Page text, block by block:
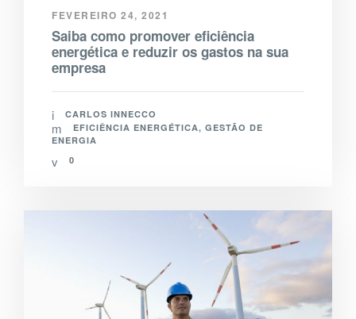
FEVEREIRO 24, 2021
Saiba como promover eficiência
energética e reduzir os gastos na sua
empresa
CARLOS INNECCO
EFICIÊNCIA ENERGÉTICA, GESTÃO DE
ENERGIA
0